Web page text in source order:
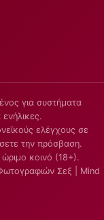
για συστήματα
ελέγχους σε
την πρόσβαση.
κοινό (18+).
Σεξ | Mind